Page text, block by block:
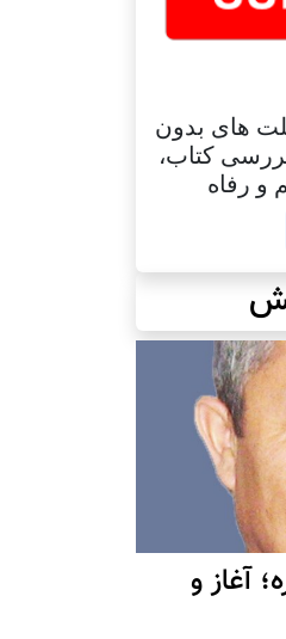
های بدون
کتاب،
و رفاه
آغاز و